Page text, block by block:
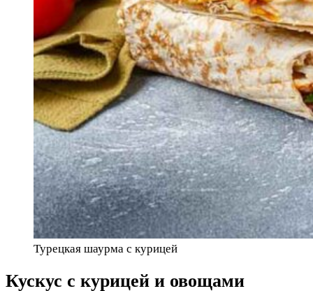
Турецкая шаурма с курицей
Кускус с курицей и овощами